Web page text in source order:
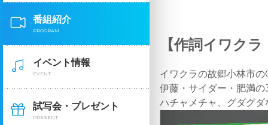
番組紹介
PROGRAM
イベント情報
EVENT
試写会・プレゼント
PRESENT
【作詞イワク
イワクラの故郷小林市
伊藤・サイダー・肥満
ハチャメチャ、グダグ